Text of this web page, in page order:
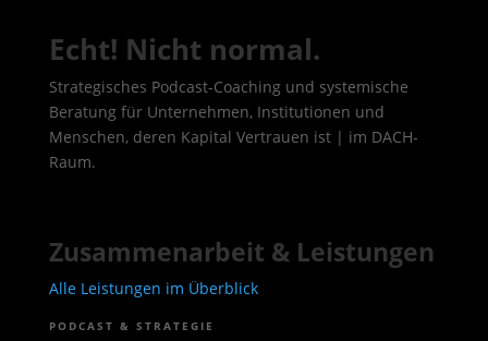
Echt! Nicht normal.
Strategisches Podcast-Coaching und systemische
Beratung für Unternehmen, Institutionen und
Menschen, deren Kapital Vertrauen ist | im DACH-
Raum.
Zusammenarbeit & Leistungen
Alle Leistungen im Überblick
PODCAST & STRATEGIE